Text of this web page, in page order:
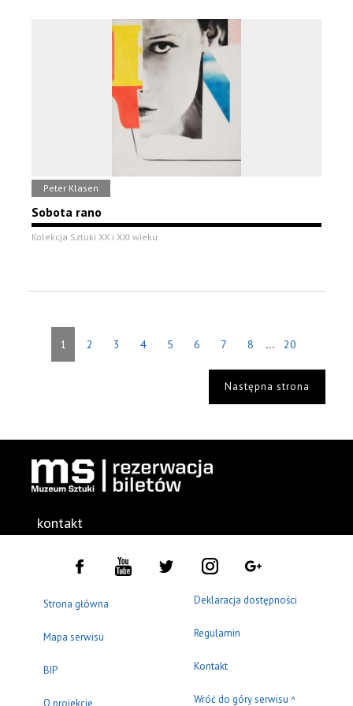
Peter Klasen
Sobota rano
Kolekcja Sztuki XX i XXI wieku
1 2 3 4 5 6 7 8 ... 20
Następna strona
kontakt
Strona główna
Mapa serwisu
BIP
O projekcie
Deklaracja dostępności
Regulamin
Kontakt
Wróć do góry serwisu ^